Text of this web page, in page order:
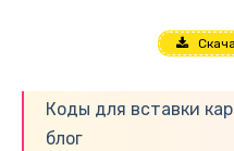
Коды для вставки
блог